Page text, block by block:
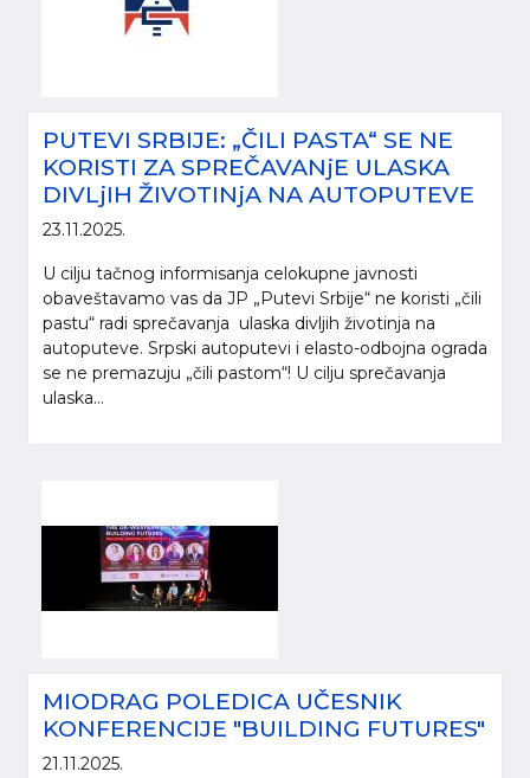
PUTEVI SRBIJE: „ČILI PASTA“ SE NE
KORISTI ZA SPREČAVANjE ULASKA
DIVLjIH ŽIVOTINjA NA AUTOPUTEVE
23.11.2025.
U cilju tačnog informisanja celokupne javnosti
obaveštavamo vas da JP „Putevi Srbije“ ne koristi „čili
pastu“ radi sprečavanja ulaska divljih životinja na
autoputeve. Srpski autoputevi i elasto-odbojna ograda
se ne premazuju „čili pastom“! U cilju sprečavanja
ulaska...
MIODRAG POLEDICA UČESNIK
KONFERENCIJE "BUILDING FUTURES"
21.11.2025.